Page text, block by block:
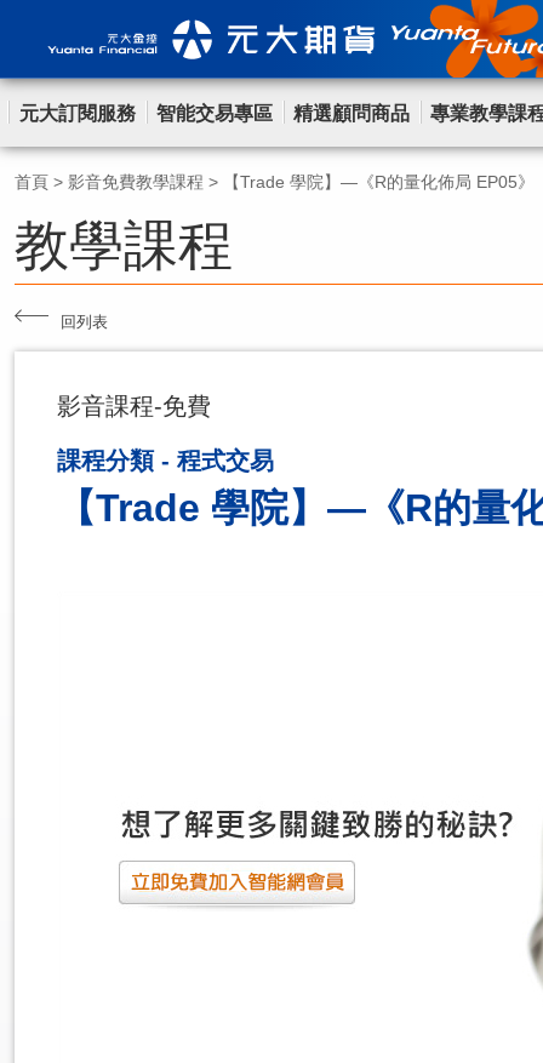
元大訂閱服務 智能交易專區 精選顧問商品 專業教學課
首頁 > 影音免費教學課程 > 【Trade 學院】—《R的量化佈局 EP05》
教學課程
回列表
影音課程-免費
課程分類 - 程式交易
【Trade 學院】—《R的量